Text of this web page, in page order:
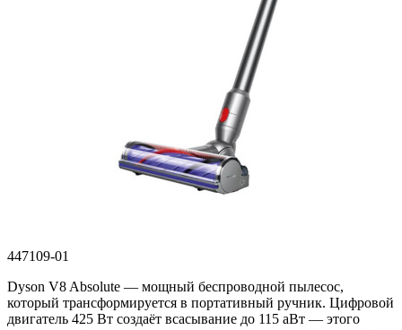
447109-01
Dyson V8 Absolute — мощный беспроводной пылесос,
который трансформируется в портативный ручник. Цифровой
двигатель 425 Вт создаёт всасывание до 115 аВт — этого